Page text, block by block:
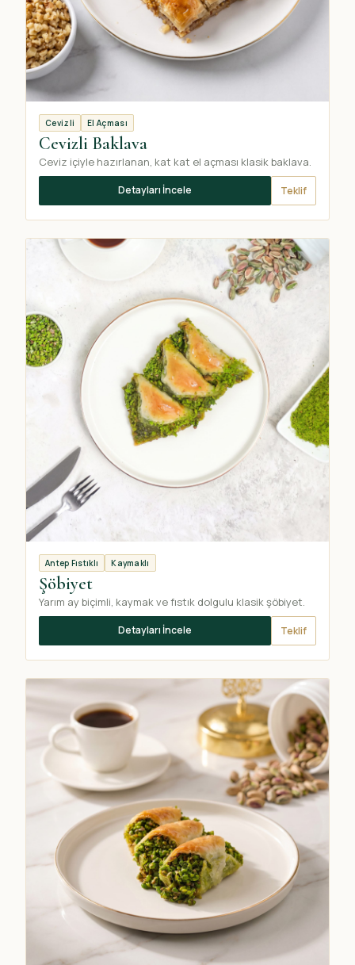
Cevizli El Açması
Cevizli Baklava
Ceviz içiyle hazırlanan, kat kat el açması klasik baklava.
Detayları İncele Teklif
Antep Fıstıklı Kaymaklı
Şöbiyet
Yarım ay biçimli, kaymak ve fıstık dolgulu klasik şöbiyet.
Detayları İncele Teklif